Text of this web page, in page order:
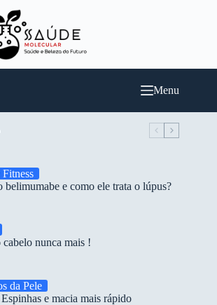
Menu
Fitness
belimumabe e como ele trata o lúpus?
cabelo nunca mais !
da Pele
e macia mais rápido